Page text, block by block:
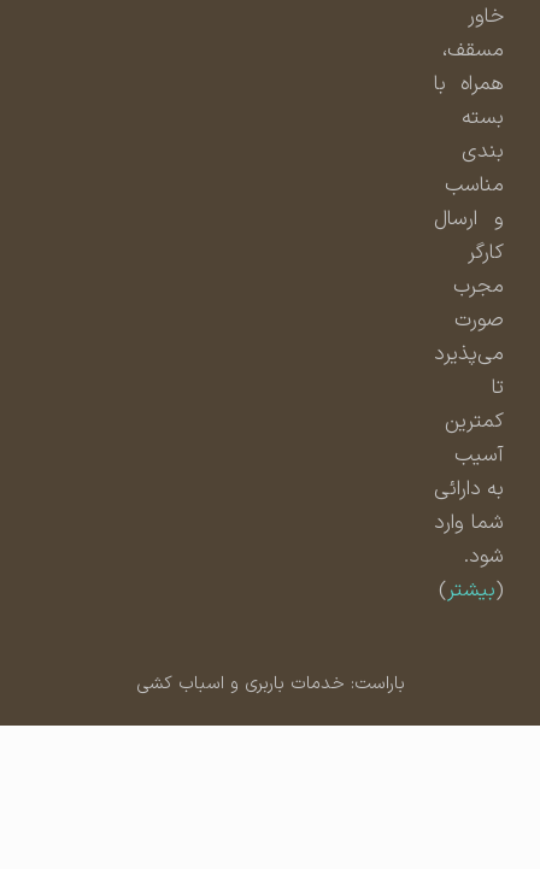
مسقف،
همراه با
بسته
بندی
مناسب
و ارسال
مجرب
صورت
می‌پذیرد
کمترین
آسیب
به دارائی
شما وارد
شود.
بیشتر)
باراست: خدمات باربری و اسباب کشی